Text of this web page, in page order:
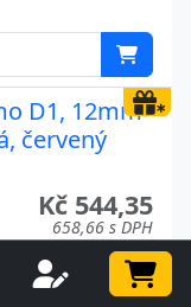
D1, 12mm
červený
Kč 544,35
658,66 s DPH
červený tisk,